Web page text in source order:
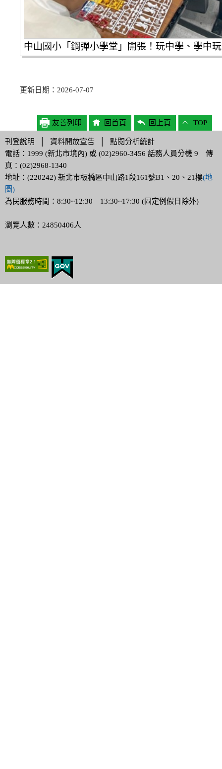
中山國小「鋼彈小學堂」開張！玩中學、學中
更新日期：2026-07-07
友善列印 回首頁 回上頁 TOP
刊登說明 資料開放宣告
點閱分析統計
電話：1999 (新北市境內) 或 (02)2960-3456 話務人員分機 9 傳
真：(02)2968-1340
地址：(220242) 新北市板橋區中山路1段161號B1、20、21樓(地
圖)
為民服務時間：8:30~12:30 13:30~17:30 (固定例假日除外)
瀏覽人數：24850406人